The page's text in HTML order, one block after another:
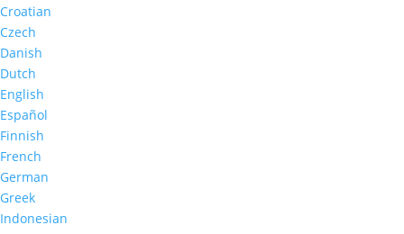
Croatian
Czech
Danish
Dutch
English
Español
Finnish
French
German
Greek
Indonesian